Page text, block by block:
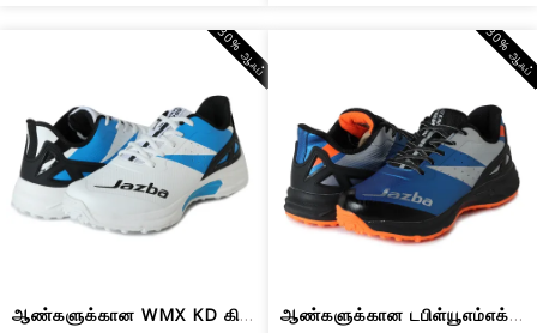
ஆண்களுக்கான WMX KD கிரிக்கெட் ஷூஸ் ரப...
30% ஆஃப்
ஆண்களுக்கான டபிள்யூஎம்எக்ஸ் கேடி கிரி...
30%